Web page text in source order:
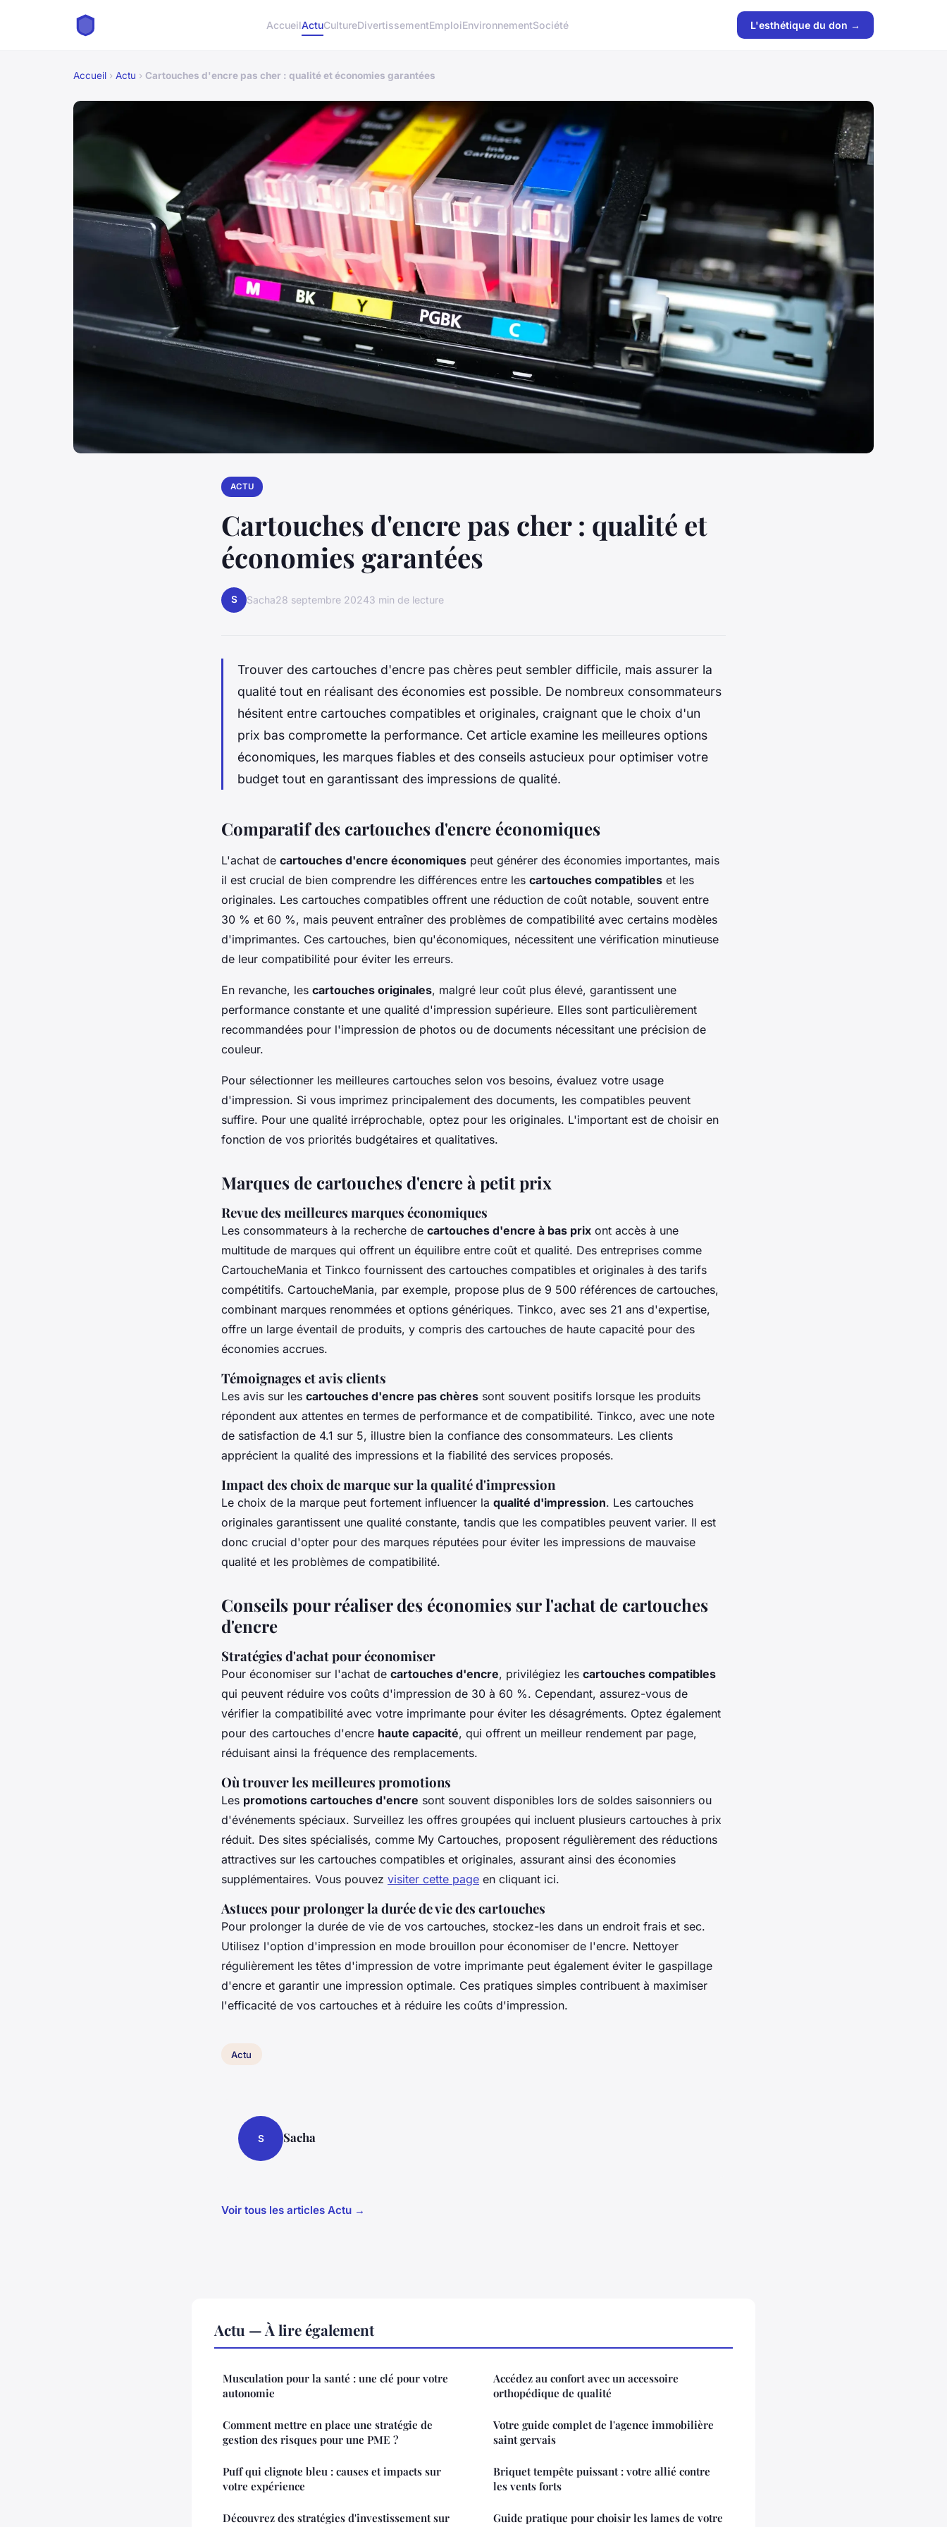
AccueilActuCultureDivertissementEmploiEnvironnementSociété L'esthétique du don →
Accueil › Actu › Cartouches d'encre pas cher : qualité et économies garantées
ACTU
Cartouches d'encre pas cher : qualité et
économies garantées
S Sacha28 septembre 20243 min de lecture
Trouver des cartouches d'encre pas chères peut sembler difficile, mais assurer la
qualité tout en réalisant des économies est possible. De nombreux consommateurs
hésitent entre cartouches compatibles et originales, craignant que le choix d'un
prix bas compromette la performance. Cet article examine les meilleures options
économiques, les marques fiables et des conseils astucieux pour optimiser votre
budget tout en garantissant des impressions de qualité.
Comparatif des cartouches d'encre économiques
L'achat de cartouches d'encre économiques peut générer des économies importantes, mais
il est crucial de bien comprendre les différences entre les cartouches compatibles et les
originales. Les cartouches compatibles offrent une réduction de coût notable, souvent entre
30 % et 60 %, mais peuvent entraîner des problèmes de compatibilité avec certains modèles
d'imprimantes. Ces cartouches, bien qu'économiques, nécessitent une vérification minutieuse
de leur compatibilité pour éviter les erreurs.
En revanche, les cartouches originales, malgré leur coût plus élevé, garantissent une
performance constante et une qualité d'impression supérieure. Elles sont particulièrement
recommandées pour l'impression de photos ou de documents nécessitant une précision de
couleur.
Pour sélectionner les meilleures cartouches selon vos besoins, évaluez votre usage
d'impression. Si vous imprimez principalement des documents, les compatibles peuvent
suffire. Pour une qualité irréprochable, optez pour les originales. L'important est de choisir en
fonction de vos priorités budgétaires et qualitatives.
Marques de cartouches d'encre à petit prix
Revue des meilleures marques économiques
Les consommateurs à la recherche de cartouches d'encre à bas prix ont accès à une
multitude de marques qui offrent un équilibre entre coût et qualité. Des entreprises comme
CartoucheMania et Tinkco fournissent des cartouches compatibles et originales à des tarifs
compétitifs. CartoucheMania, par exemple, propose plus de 9 500 références de cartouches,
combinant marques renommées et options génériques. Tinkco, avec ses 21 ans d'expertise,
offre un large éventail de produits, y compris des cartouches de haute capacité pour des
économies accrues.
Témoignages et avis clients
Les avis sur les cartouches d'encre pas chères sont souvent positifs lorsque les produits
répondent aux attentes en termes de performance et de compatibilité. Tinkco, avec une note
de satisfaction de 4.1 sur 5, illustre bien la confiance des consommateurs. Les clients
apprécient la qualité des impressions et la fiabilité des services proposés.
Impact des choix de marque sur la qualité d'impression
Le choix de la marque peut fortement influencer la qualité d'impression. Les cartouches
originales garantissent une qualité constante, tandis que les compatibles peuvent varier. Il est
donc crucial d'opter pour des marques réputées pour éviter les impressions de mauvaise
qualité et les problèmes de compatibilité.
Conseils pour réaliser des économies sur l'achat de cartouches
d'encre
Stratégies d'achat pour économiser
Pour économiser sur l'achat de cartouches d'encre, privilégiez les cartouches compatibles
qui peuvent réduire vos coûts d'impression de 30 à 60 %. Cependant, assurez-vous de
vérifier la compatibilité avec votre imprimante pour éviter les désagréments. Optez également
pour des cartouches d'encre haute capacité, qui offrent un meilleur rendement par page,
réduisant ainsi la fréquence des remplacements.
Où trouver les meilleures promotions
Les promotions cartouches d'encre sont souvent disponibles lors de soldes saisonniers ou
d'événements spéciaux. Surveillez les offres groupées qui incluent plusieurs cartouches à prix
réduit. Des sites spécialisés, comme My Cartouches, proposent régulièrement des réductions
attractives sur les cartouches compatibles et originales, assurant ainsi des économies
supplémentaires. Vous pouvez visiter cette page en cliquant ici.
Astuces pour prolonger la durée de vie des cartouches
Pour prolonger la durée de vie de vos cartouches, stockez-les dans un endroit frais et sec.
Utilisez l'option d'impression en mode brouillon pour économiser de l'encre. Nettoyer
régulièrement les têtes d'impression de votre imprimante peut également éviter le gaspillage
d'encre et garantir une impression optimale. Ces pratiques simples contribuent à maximiser
l'efficacité de vos cartouches et à réduire les coûts d'impression.
Actu
S Sacha
Voir tous les articles Actu →
Actu — À lire également
Musculation pour la santé : une clé pour votre
autonomie
Comment mettre en place une stratégie de
gestion des risques pour une PME ?
Puff qui clignote bleu : causes et impacts sur
votre expérience
Découvrez des stratégies d'investissement sur
Accédez au confort avec un accessoire
orthopédique de qualité
Votre guide complet de l'agence immobilière
saint gervais
Briquet tempête puissant : votre allié contre
les vents forts
Guide pratique pour choisir les lames de votre